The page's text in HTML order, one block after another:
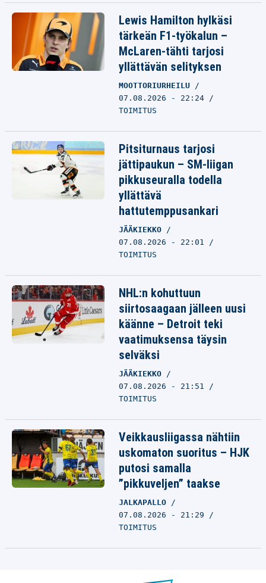
Lewis Hamilton hylkäsi
tärkeän F1-työkalun –
McLaren-tähti tarjosi
yllättävän selityksen
MOOTTORIURHEILU
07.08.2026 - 22:24
TOIMITUS
Pitsiturnaus tarjosi
jättipaukun – SM-liigan
pikkuseuralla todella
yllättävä
hattutemppusankari
JÄÄKIEKKO
07.08.2026 - 22:01
TOIMITUS
NHL:n kohuttuun
siirtosaagaan jälleen uusi
käänne – Detroit teki
vaatimuksensa täysin
selväksi
JÄÄKIEKKO
07.08.2026 - 21:51
TOIMITUS
Veikkausliigassa nähtiin
uskomaton suoritus – HJK
putosi samalla
”pikkuveljen” taakse
JALKAPALLO
07.08.2026 - 21:29
TOIMITUS